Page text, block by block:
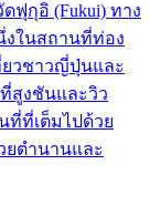
ฟุกุอิ (Fukui) ทาง
ในสถานที่ท่อง
ยวชาวญี่ปุ่นและ
สูงชันและวิว
ที่ที่เต็มไปด้วย
ยตำนานและ